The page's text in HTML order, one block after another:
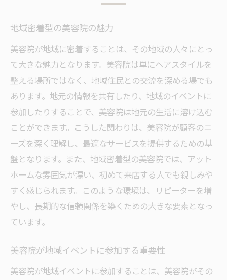
美容院での会話がもたらすリフレッシュ効
果
美容院を通じた新しい友人関係の構築
気軽なコミュニケーションが生む安心感
お客様同士の情報交換がもたらす利点
美容院での交流がストレス解消につながる
理由
意外な出会いが人生を豊かにする
美容院での共通体験が生むつながり
共通の興味を持つ人々との交流
美容院のイベントがもたらす共感
施術を通じた感動体験の共有
共通の話題が絆を深める
地域密着型の美容院の魅力
美容院が地域に密着することは、その地域の人々にとっ
て大きな魅力となります。美容院は単にヘアスタイルを
整える場所ではなく、地域住民との交流を深める場でも
あります。地元の情報を共有したり、地域のイベントに
参加したりすることで、美容院は地元の生活に溶け込む
ことができます。こうした関わりは、美容院が顧客のニ
ーズを深く理解し、最適なサービスを提供するための基
盤となります。また、地域密着型の美容院では、アット
ホームな雰囲気が漂い、初めて来店する人でも親しみや
すく感じられます。このような環境は、リピーターを増
やし、長期的な信頼関係を築くための大きな要素となっ
ています。
美容院が地域イベントに参加する重要性
美容院が地域イベントに参加することは、美容院がその